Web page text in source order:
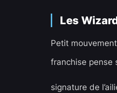
Les
Petit
franchise pense
signature de